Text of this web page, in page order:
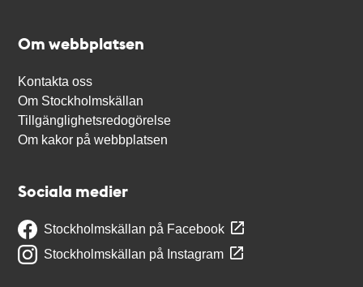
Om webbplatsen
Kontakta oss
Om Stockholmskällan
Tillgänglighetsredogörelse
Om kakor på webbplatsen
Sociala medier
Stockholmskällan på Facebook
Stockholmskällan på Instagram